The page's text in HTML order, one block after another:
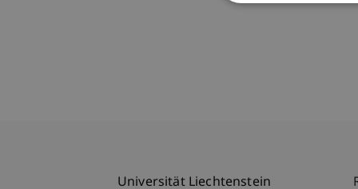
Universität Liechtenstein